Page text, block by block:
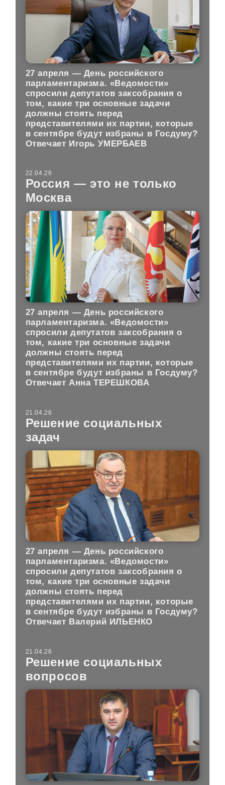
27 апреля — День российского
парламентаризма. «Ведомости»
спросили депутатов заксобрания о
том, какие три основные задачи
должны стоять перед
представителями их партии, которые
в сентябре будут избраны в Госдуму?
Отвечает Игорь УМЕРБАЕВ
22.04.26
Россия — это не только
Москва
27 апреля — День российского
парламентаризма. «Ведомости»
спросили депутатов заксобрания о
том, какие три основные задачи
должны стоять перед
представителями их партии, которые
в сентябре будут избраны в Госдуму?
Отвечает Анна ТЕРЕШКОВА
21.04.26
Решение социальных
задач
27 апреля — День российского
парламентаризма. «Ведомости»
спросили депутатов заксобрания о
том, какие три основные задачи
должны стоять перед
представителями их партии, которые
в сентябре будут избраны в Госдуму?
Отвечает Валерий ИЛЬЕНКО
21.04.26
Решение социальных
вопросов